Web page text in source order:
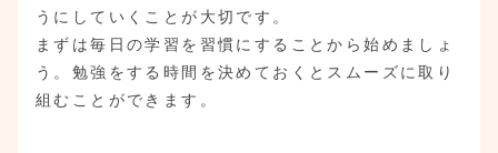
うにしていくことが大切です。
まずは毎日の学習を習慣にすることから始めましょ
う。勉強をする時間を決めておくとスムーズに取り
組むことができます。